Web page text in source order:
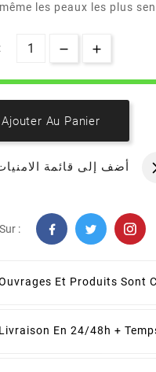
les peaux les plus
Ajouter Au Panier
أضف إلى قائمة
:
Et Produits Sont
Livraison En 24/48h +